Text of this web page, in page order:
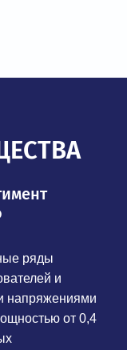
ряды
и
напряжениями
от 0,4